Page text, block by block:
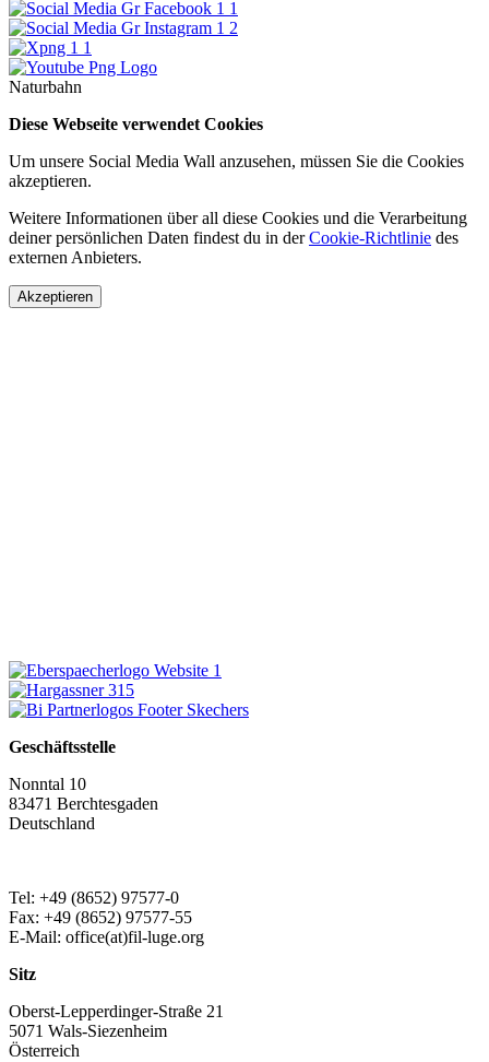
Naturbahn
Diese Webseite verwendet Cookies
Um unsere Social Media Wall anzusehen, müssen Sie die Cookies
akzeptieren.
Weitere Informationen über all diese Cookies und die Verarbeitung
deiner persönlichen Daten findest du in derCookie-Richtlinie des
externen Anbieters.
Akzeptieren
Geschäftsstelle
Nonntal 10
83471 Berchtesgaden
Deutschland
Tel: +49 (8652) 97577-0
Fax: +49 (8652) 97577-55
E-Mail: office(at)fil-luge.org
Sitz
Oberst-Lepperdinger-Straße 21
5071 Wals-Siezenheim
Österreich